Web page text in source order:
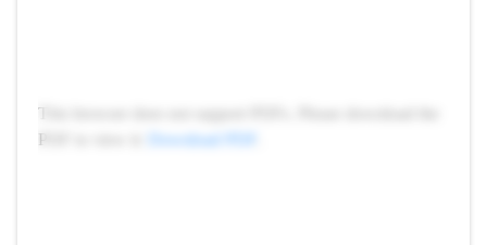
This browser does not support PDFs. Please download the
PDF to view it:
Download PDF